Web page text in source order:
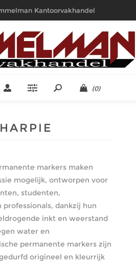
Kantoorvakhandel
(0)
markers maken
mogelijk, ontworpen voor
studenten,
professionals, dankzij hun
inkt en weerstand
water en
permanente markers zijn
origineel en kleurrijk